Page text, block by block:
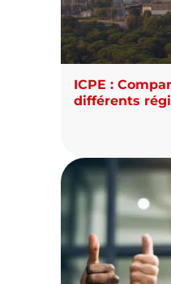
ICPE :
différents